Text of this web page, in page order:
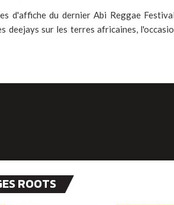
d'affiche du dernier Abi Reggae
deejays sur les terres africaines,
ROOTS